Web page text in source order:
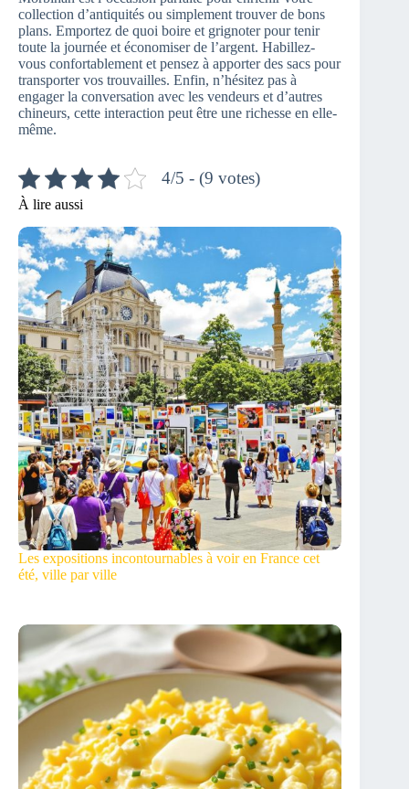
collection d’antiquités ou simplement trouver de bons
plans. Emportez de quoi boire et grignoter pour tenir
toute la journée et économiser de l’argent. Habillez-
vous confortablement et pensez à apporter des sacs pour
transporter vos trouvailles. Enfin, n’hésitez pas à
engager la conversation avec les vendeurs et d’autres
chineurs, cette interaction peut être une richesse en elle-
même.
4/5 - (9 votes)
À lire aussi
Les expositions incontournables à voir en France cet
été, ville par ville